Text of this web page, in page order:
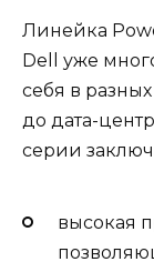
Линейка
Dell уже
себя в
до дата-
серии
высокая